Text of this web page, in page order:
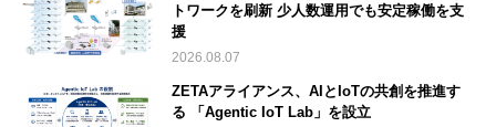
トワークを刷新 少人数運用でも安定稼働を支
援
2026.08.07
ZETAアライアンス、AIとIoTの共創を推進す
る 「Agentic IoT Lab」を設立